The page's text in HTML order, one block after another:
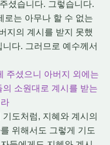
셨습니다. 그렇습니다.
로는 아무나 할 수 없는
지의 계시를 받지 못했
다. 그러므로 예수께서
주셨으니 아버지 외에는
소원대로 계시를 받는
도처럼, 지혜와 계시의
위해서도 그렇게 기도